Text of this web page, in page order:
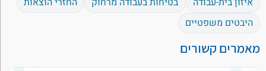
היבטים משפטיים
מאמרים קשורים